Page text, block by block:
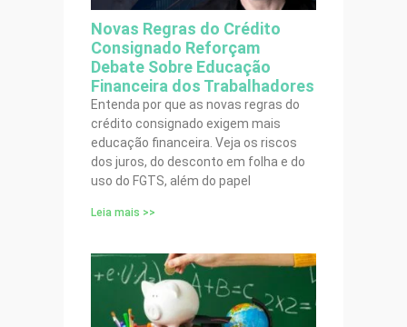
Novas Regras do Crédito
Consignado Reforçam
Debate Sobre Educação
Financeira dos Trabalhadores
Entenda por que as novas regras do
crédito consignado exigem mais
educação financeira. Veja os riscos
dos juros, do desconto em folha e do
uso do FGTS, além do papel
Leia mais >>